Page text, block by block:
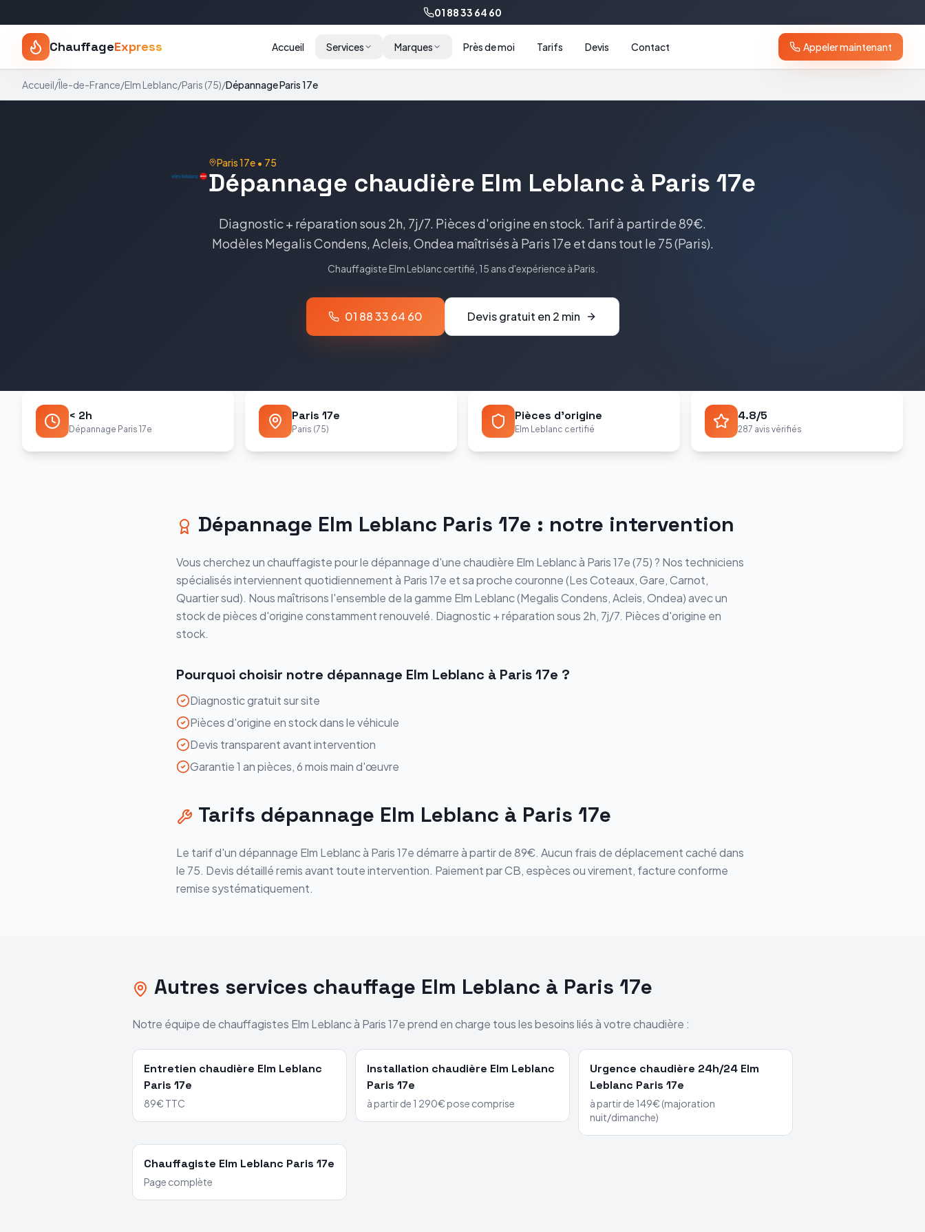
01 88 33 64 60
ChauffageExpress Accueil Services Marques Près de moi Tarifs Devis Contact Appeler maintenant
Accueil/Île-de-France/Elm Leblanc/Paris (75)/DépannageParis 17e
Paris 17e• 75
Dépannage chaudière Elm Leblanc à Paris 17e
Diagnostic + réparation sous 2h, 7j/7. Pièces d'origine en stock. Tarifà partir de 89€.
Modèles Megalis Condens, Acleis, Ondea maîtrisés à Paris 17e et dans tout le 75(Paris).
ChauffagisteElm Leblanccertifié, 15 ans d'expérience àParis
01 88 33 64 60 Devis gratuit en 2 min
< 2h
Dépannage Paris 17e
Paris 17e
Paris (75)
Pièces d'origine
Elm Leblanc certifié
4.8/5
287 avis vérifiés
Dépannage Elm Leblanc Paris 17e : notre intervention
Vous cherchez un chauffagiste pour ledépannaged'une chaudière Elm Leblancà Paris 17e(75) ? Nos techniciens
spécialisés interviennent quotidiennement à Paris 17e et sa proche couronne (Les Coteaux, Gare, Carnot,
Quartier sud). Nous maîtrisons l'ensemble de la gamme Elm Leblanc(Megalis Condens, Acleis, Ondea) avec un
stock de pièces d'origine constamment renouvelé. Diagnostic + réparation sous 2h, 7j/7. Pièces d'origine en
stock.
Pourquoi choisir notre dépannage Elm Leblanc à Paris 17e ?
Diagnostic gratuit sur site
Pièces d'origine en stock dans le véhicule
Devis transparent avant intervention
Garantie 1 an pièces, 6 mois main d'œuvre
Tarifs dépannage Elm Leblanc à Paris 17e
Le tarif d'undépannage Elm Leblancà Paris 17edémarreà partir de 89€. Aucun frais de déplacement caché dans
le 75. Devis détaillé remis avant toute intervention. Paiement par CB, espèces ou virement, facture conforme
remise systématiquement.
Autres services chauffage Elm Leblanc à Paris 17e
Notre équipe de chauffagistes Elm Leblancà Paris 17eprend en charge tous les besoins liés à votre chaudière :
Entretien chaudière Elm Leblanc
Paris 17e
89€ TTC
Installation chaudière Elm Leblanc
Paris 17e
à partir de 1 290€ pose comprise
Urgence chaudière 24h/24 Elm
Leblanc Paris 17e
à partir de 149€ (majoration
nuit/dimanche)
Chauffagiste Elm Leblanc Paris 17e
Page complète